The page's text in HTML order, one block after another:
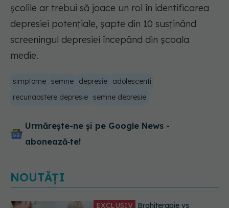
școlile ar trebui să joace un rol în identificarea
depresiei potențiale, șapte din 10 susținând
screeningul depresiei începând din școala
medie.
simptome semne depresie
adolescenti
recunaostere depresie semne depresie
Urmărește-ne și pe Google News -
abonează‑te!
NOUTĂȚI